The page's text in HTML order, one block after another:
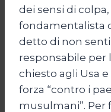
dei sensi di
fondamentalista
detto di non
responsabile per
chiesto agli Usa
forza “contro i
musulmani”. Per